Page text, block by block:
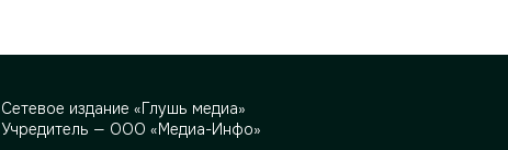
Сетевое издание «Глушь медиа»
Учредитель — ООО «Медиа-Инфо»